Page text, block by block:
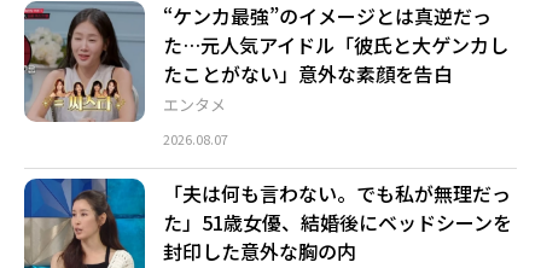
エンタメ
“ケンカ最強”のイメージとは真逆だっ
た…元人気アイドル「彼氏と大ゲンカし
たことがない」意外な素顔を告白
2026.08.07
「夫は何も言わない。でも私が無理だっ
た」51歳女優、結婚後にベッドシーンを
封印した意外な胸の内